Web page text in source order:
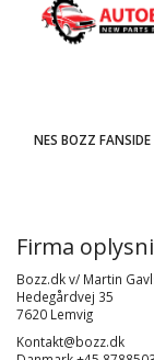
NES BOZZ FANSIDE
Firma
Bozz.dk v/ Martin
Hedegårdvej 35
7620 Lemvig
Kontakt@bozz.dk